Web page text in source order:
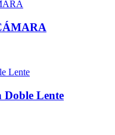
Lente